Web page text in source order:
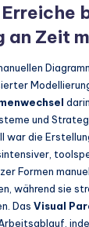
an Zeit
und
war die
Formen
während sie
Das Visual